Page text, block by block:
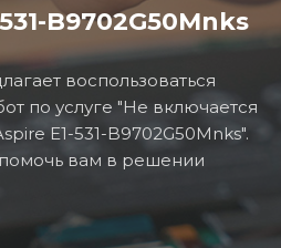
B9702G50Mnks
воспользоваться
по услуге "Не включается
E1-531-B9702G50Mnks".
помочь вам в решении